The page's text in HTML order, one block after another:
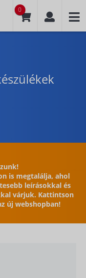
0
is megtalálja, ahol
leírásokkal és
várjuk. Kattintson
új webshopban!